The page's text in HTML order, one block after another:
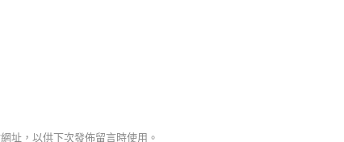
址，以供下次發佈留言時使用。